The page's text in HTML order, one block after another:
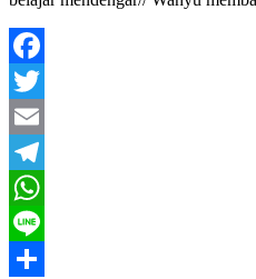
Facebook
Twitter
Email
Telegram
WhatsApp
Line